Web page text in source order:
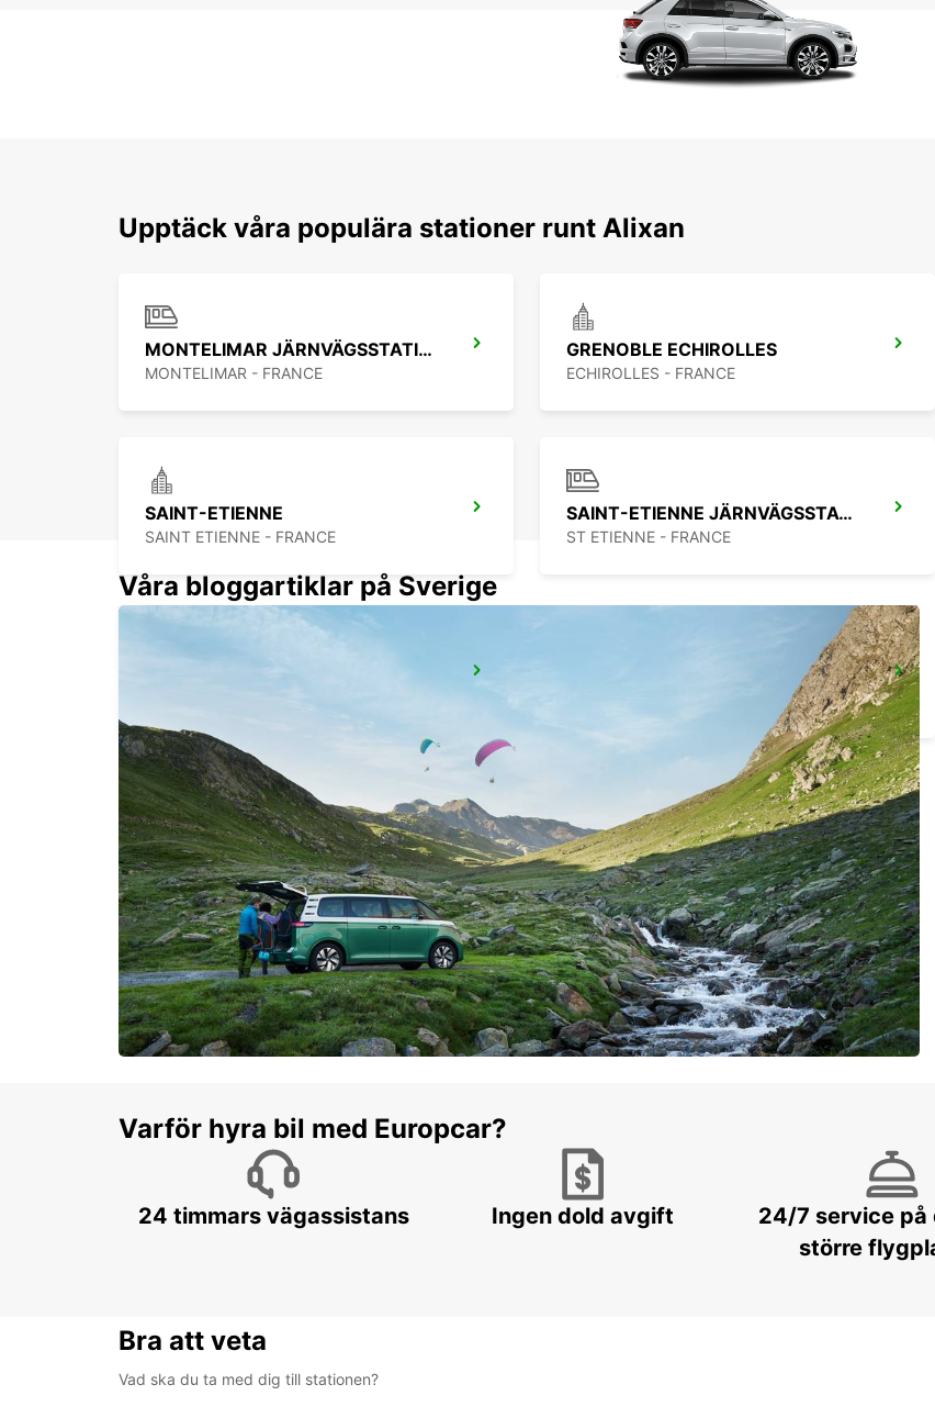
Upptäck våra populära stationer runt Alixan
MONTELIMAR JÄRNVÄGSSTATION
MONTELIMAR - FRANCE
GRENOBLE ECHIROLLES
ECHIROLLES - FRANCE
SAINT-ETIENNE
SAINT ETIENNE - FRANCE
SAINT-ETIENNE JÄRNVÄGSSTATION - SERVICEPUNKT
ST ETIENNE - FRANCE
Våra bloggartiklar på Sverige
Varför hyra bil med Europcar?
24 timmars vägassistans Ingen dold avgift
24/7 service på
större
Bra att veta
Vad ska du ta med dig till stationen?